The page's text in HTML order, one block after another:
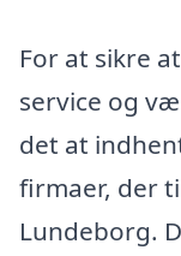
For at sikre
service og
det at
firmaer, der
Lundeborg.